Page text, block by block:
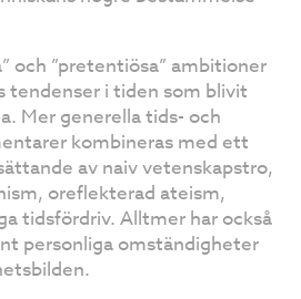
och ”pretentiösa” ambitioner
tendenser i tiden som blivit
Mer generella tids- och
kombineras med ett
av naiv vetenskapstro,
oreflekterad ateism,
tidsfördriv. Alltmer har också
personliga omständigheter